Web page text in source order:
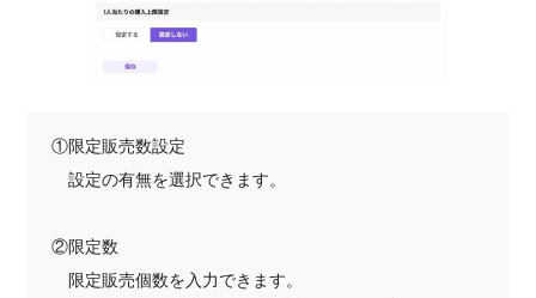
①限定販売数設定
設定の有無を選択できます。
②限定数
限定販売個数を入力できます。